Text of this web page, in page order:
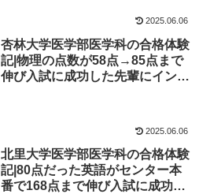
2025.06.06
杏林大学医学部医学科の合格体験
記|物理の点数が58点→85点まで
伸び入試に成功した先輩にインタ
2025.06.06
北里大学医学部医学科の合格体験
記|80点だった英語がセンター本
番で168点まで伸び入試に成功し